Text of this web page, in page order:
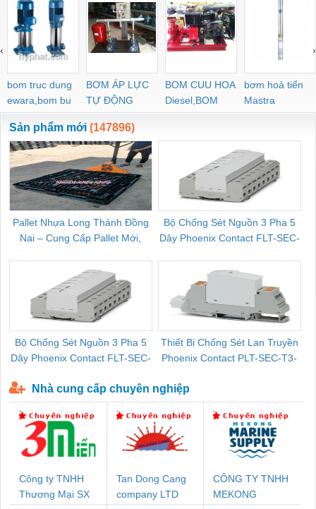
bom truc dung
ewara,bom bu
ewara
BƠM ÁP LỰC
TỰ ĐỘNG
BOM CUU HOA
Diesel,BOM
CHUA CHAY
bơm hoả tiển
Mastra
‹ ›
Sản phẩm mới (147896)
Pallet Nhựa Long Thành Đồng
Nai – Cung Cấp Pallet Mới,
Bộ Chống Sét Nguồn 3 Pha 5
Dây Phoenix Contact FLT-SEC-
Bộ Chống Sét Nguồn 3 Pha 5
Dây Phoenix Contact FLT-SEC-
Thiết Bị Chống Sét Lan Truyền
Phoenix Contact PLT-SEC-T3-
Nhà cung cấp chuyên nghiệp
Công ty TNHH
Thương Mại SX
Tan Dong Cang
company LTD
CÔNG TY TNHH
MEKONG